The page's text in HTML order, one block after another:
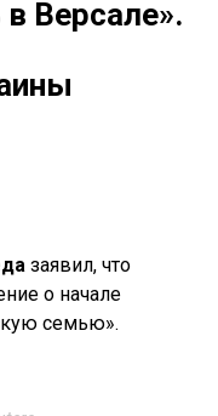
Версале».
заявил, что
о начале
семью».